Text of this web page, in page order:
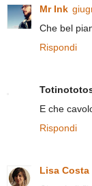
Mr Ink
Che bel
Rispondi
E che
Rispondi
Lisa Costa